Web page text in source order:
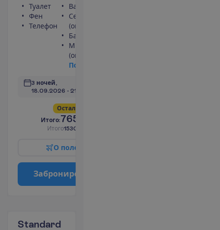
Туалет
Фен
Телефон
Ванна или душ
Сейф
(оплачивается)
Балкон
Мини-бар
(оплачивается)
По
3 ночей,
18.09.2026 - 21.09.2026
Остал
Итого:765.00
Итого1530.00
О поле
Заброниро
Standard